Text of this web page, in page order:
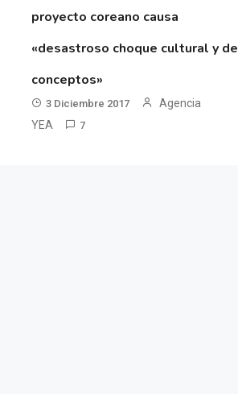
proyecto coreano causa
«desastroso choque cultural y de
conceptos»
3 Diciembre 2017
Agencia
YEA
7